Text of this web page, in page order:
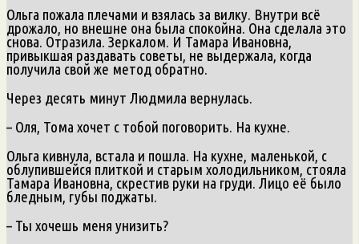
Ольга пожала плечами и взялась за вилку. Внутри всё
дрожало, но внешне она была спокойна. Она сделала это
снова. Отразила. Зеркалом. И Тамара Ивановна,
привыкшая раздавать советы, не выдержала, когда
получила свой же метод обратно.
Через десять минут Людмила вернулась.
– Оля, Тома хочет с тобой поговорить. На кухне.
Ольга кивнула, встала и пошла. На кухне, маленькой, с
облупившейся плиткой и старым холодильником, стояла
Тамара Ивановна, скрестив руки на груди. Лицо её было
бледным, губы поджаты.
– Ты хочешь меня унизить?